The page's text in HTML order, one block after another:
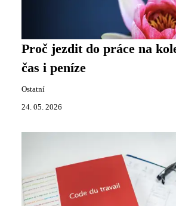
Proč jezdit do práce na
čas i peníze
Ostatní
24. 05. 2026